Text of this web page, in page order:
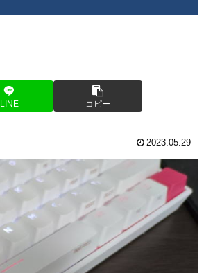
LINE コピー
2023.05.29